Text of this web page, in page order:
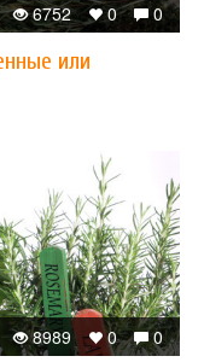
0
0
6752
или
0
0
8989